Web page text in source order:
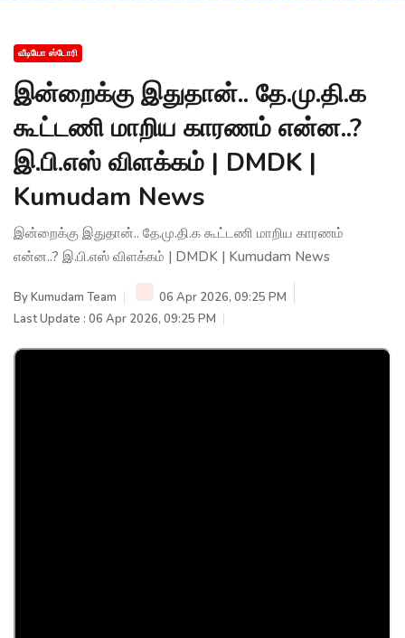
வீடியோ ஸ்டோரி
இன்றைக்கு இதுதான்.. தே.மு.தி.க
கூட்டணி மாறிய காரணம் என்ன..?
இ.பி.எஸ் விளக்கம் | DMDK |
Kumudam News
இன்றைக்கு இதுதான்.. தே.மு.தி.க கூட்டணி மாறிய காரணம்
என்ன..? இ.பி.எஸ் விளக்கம் | DMDK | Kumudam News
ByKumudam Team
06 Apr 2026, 09:25 PM
Last Update : 06 Apr 2026, 09:25 PM